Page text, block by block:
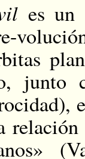
es un
junto